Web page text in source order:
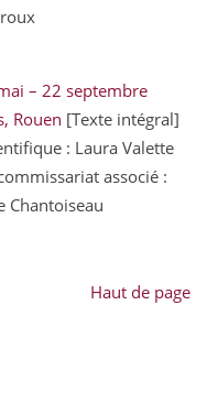
– 22 septembre
Rouen [Texte intégral]
: Laura Valette
associé :
Chantoiseau
Haut de page